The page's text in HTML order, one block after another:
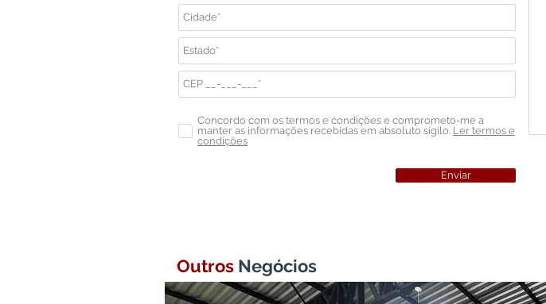
Concordo com os termos e condições e comprometo-me a
manter as informações recebidas em absoluto sigilo. Ler termos e
condições
Enviar
Outros Negócios